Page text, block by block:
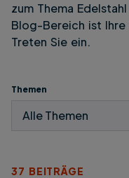
zum Thema
Blog-Bereich ist Ihre
Treten Sie ein.
Themen
37 BEITRÄGE